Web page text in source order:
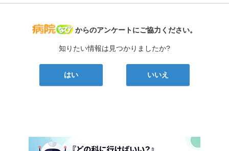
病院なび
からのアンケートにご協力ください。
知りたい情報は見つかりましたか?
はい いいえ